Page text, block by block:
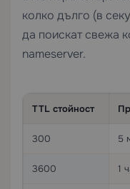
колко дълго (в
да поискат свежа
nameserver.
TTL стойност
300 5
3600 1